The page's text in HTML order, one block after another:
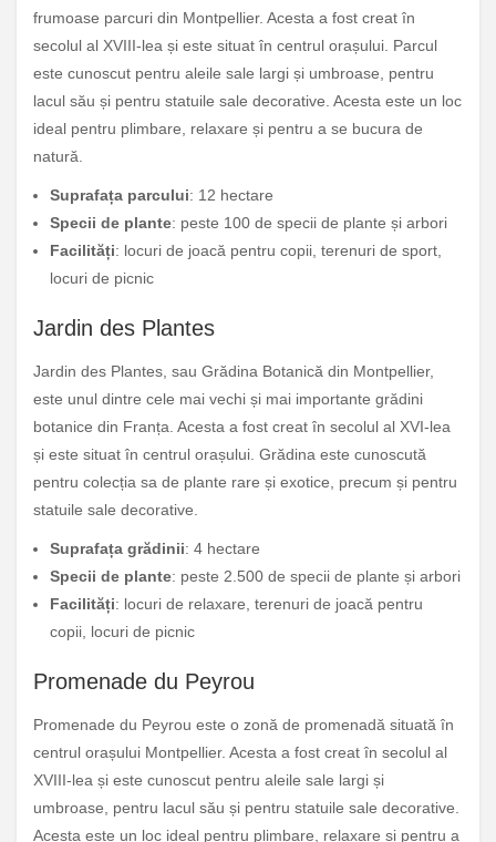
frumoase parcuri din Montpellier. Acesta a fost creat în
secolul al XVIII-lea și este situat în centrul orașului. Parcul
este cunoscut pentru aleile sale largi și umbroase, pentru
lacul său și pentru statuile sale decorative. Acesta este un loc
ideal pentru plimbare, relaxare și pentru a se bucura de
natură.
Suprafața parcului: 12 hectare
Specii de plante: peste 100 de specii de plante și arbori
Facilități: locuri de joacă pentru copii, terenuri de sport,
locuri de picnic
Jardin des Plantes
Jardin des Plantes, sau Grădina Botanică din Montpellier,
este unul dintre cele mai vechi și mai importante grădini
botanice din Franța. Acesta a fost creat în secolul al XVI-lea
și este situat în centrul orașului. Grădina este cunoscută
pentru colecția sa de plante rare și exotice, precum și pentru
statuile sale decorative.
Suprafața grădinii: 4 hectare
Specii de plante: peste 2.500 de specii de plante și arbori
Facilități: locuri de relaxare, terenuri de joacă pentru
copii, locuri de picnic
Promenade du Peyrou
Promenade du Peyrou este o zonă de promenadă situată în
centrul orașului Montpellier. Acesta a fost creat în secolul al
XVIII-lea și este cunoscut pentru aleile sale largi și
umbroase, pentru lacul său și pentru statuile sale decorative.
Acesta este un loc ideal pentru plimbare, relaxare și pentru a